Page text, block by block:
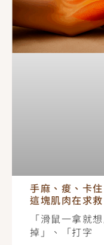
手麻、痠、卡
這塊肌肉在求救
「滑鼠一拿就
掉」、「打字